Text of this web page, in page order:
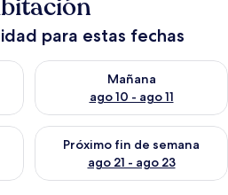
para estas fechas
hoy ago 9 - ago 10
Mañana
ago 10 - ago 11
Consulta la disponibilidad
este fin de semana ago 14 -
Próximo fin de semana
ago 21 - ago 23
Consulta la disponibilidad